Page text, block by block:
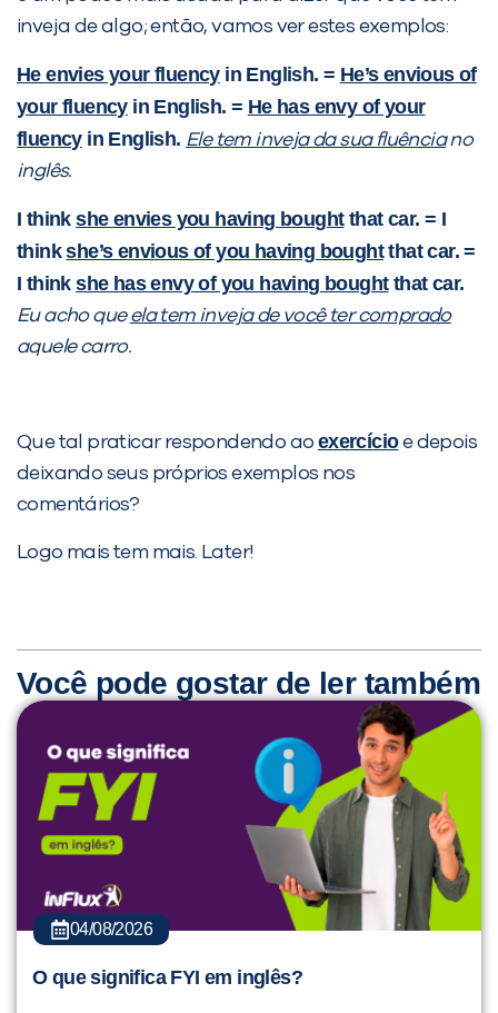
inveja de algo; então, vamos ver estes exemplos:
He envies your fluencyin English. = He’s envious of
your fluencyin English. = He has envy of your
fluencyin English. Ele tem inveja da sua fluênciano
inglês.
I thinkshe envies you having boughtthat car. = I
thinkshe’s envious of you having boughtthat car. =
I thinkshe has envy of you having boughtthat car.
Eu acho queela tem inveja de você ter comprado
aquele carro.
Que tal praticar respondendo ao exercícioe depois
deixando seus próprios exemplos nos
comentários?
Logo mais tem mais. Later!
Você pode gostar de ler também
04/08/2026
O que significa FYI em inglês?